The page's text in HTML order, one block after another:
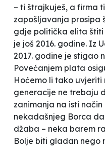
– ti štrajkuješ, a firma
zapošljavanja prosipa
gdje politička elita štiti
je još 2016. godine. Iz
2017. godine je stigao
Povećanjem plata
Hoćemo li tako
generacije ne trebaju
zanimanja na isti
nekadašnjeg Borca
džaba – neka barem
Bolje biti gladan nego